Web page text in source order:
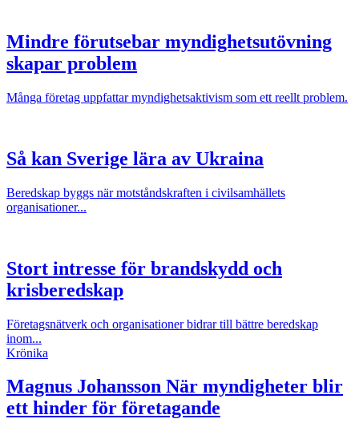
Mindre förutsebar myndighetsutövning
skapar problem
Många företag uppfattar myndighetsaktivism som ett reellt problem.
Så kan Sverige lära av Ukraina
Beredskap byggs när motståndskraften i civilsamhällets
organisationer...
Stort intresse för brandskydd och
krisberedskap
Företagsnätverk och organisationer bidrar till bättre beredskap
inom...
Krönika
Magnus Johansson När myndigheter blir
ett hinder för företagande